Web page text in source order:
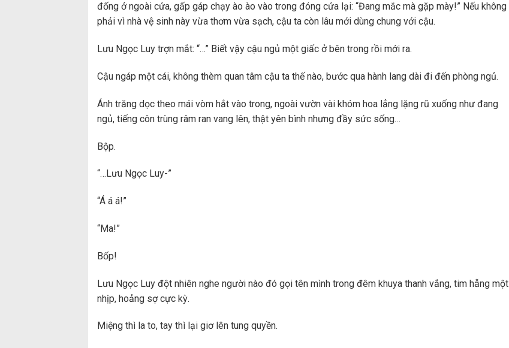
đống ở ngoài cửa, gấp gáp chạy ào ào vào trong đóng cửa lại: “Đang mắc mà gặp mày!” Nếu không
phải vì nhà vệ sinh này vừa thơm vừa sạch, cậu ta còn lâu mới dùng chung với cậu.
Lưu Ngọc Luy trợn mắt: “…” Biết vậy cậu ngủ một giấc ở bên trong rồi mới ra.
Cậu ngáp một cái, không thèm quan tâm cậu ta thế nào, bước qua hành lang dài đi đến phòng ngủ.
Ánh trăng dọc theo mái vòm hắt vào trong, ngoài vườn vài khóm hoa lẳng lặng rũ xuống như đang
ngủ, tiếng côn trùng râm ran vang lên, thật yên bình nhưng đầy sức sống…
Bộp.
“…Lưu Ngọc Luy-”
“Á á á!”
“Ma!”
Bốp!
Lưu Ngọc Luy đột nhiên nghe người nào đó gọi tên mình trong đêm khuya thanh vắng, tim hẫng một
nhịp, hoảng sợ cực kỳ.
Miệng thì la to, tay thì lại giơ lên tung quyền.